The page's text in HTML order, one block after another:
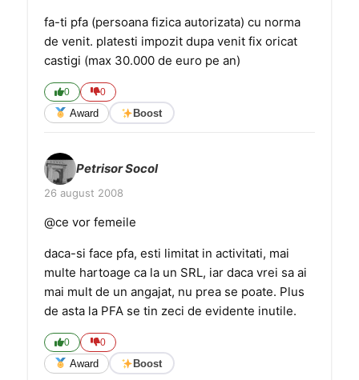
fa-ti pfa (persoana fizica autorizata) cu norma
de venit. platesti impozit dupa venit fix oricat
castigi (max 30.000 de euro pe an)
0 0
Award Boost
Petrisor Socol
26 august 2008
@ce vor femeile
daca-si face pfa, esti limitat in activitati, mai
multe hartoage ca la un SRL, iar daca vrei sa ai
mai mult de un angajat, nu prea se poate. Plus
de asta la PFA se tin zeci de evidente inutile.
0 0
Award Boost